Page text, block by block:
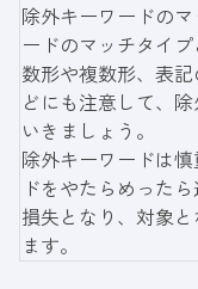
除外キーワードの
ードのマッチタイ
数形や複数形、表
どにも注意して、
いきましょう。
除外キーワードは
ドをやたらめった
損失となり、対象
ます。